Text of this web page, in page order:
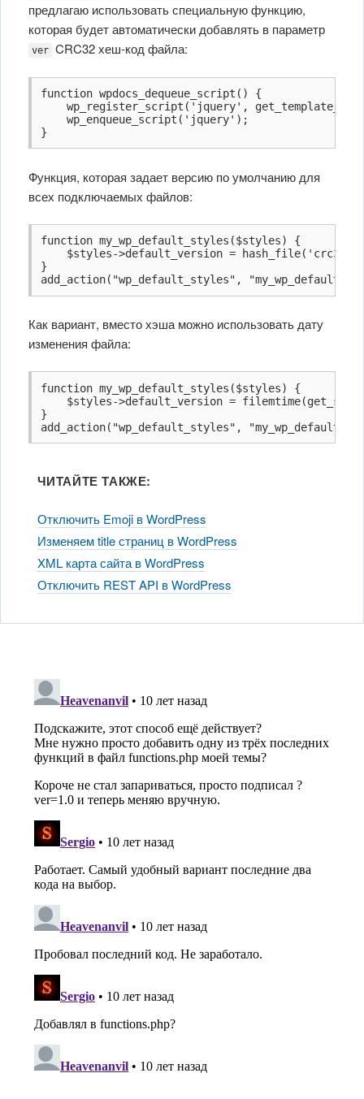
предлагаю использовать специальную функцию,
которая будет автоматически добавлять в параметр
ver CRC32 хеш-код файла:
function wpdocs_dequeue_script() {
wp_register_script('jquery',
    wp_enqueue_script('jquery');
}
Функция, которая задает версию по умолчанию для
всех подключаемых файлов:
function my_wp_default_styles($styles) {
$styles->default_version =
}
add_action("wp_default_styles",
Как вариант, вместо хэша можно использовать дату
изменения файла:
function my_wp_default_styles($styles) {
$styles->default_version =
}
add_action("wp_default_styles",
ЧИТАЙТЕ ТАКЖЕ:
Отключить Emoji в WordPress
Изменяем title страниц в WordPress
XML карта сайта в WordPress
Отключить REST API в WordPress